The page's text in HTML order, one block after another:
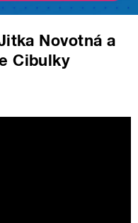
Novotná a
Cibulky